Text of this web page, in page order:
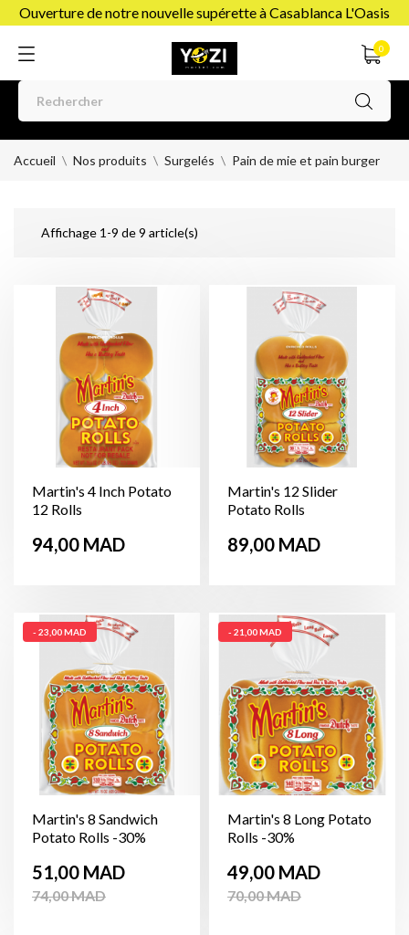
Ouverture de notre nouvelle supérette à Casablanca L'Oasis
0
Accueil Nos produits Surgelés Pain de mie et pain burger
Affichage 1-9 de 9 article(s)
Martin's 4 Inch Potato
12 Rolls
Prix
94,00 MAD
Martin's 12 Slider
Potato Rolls
Prix
89,00 MAD
Martin's 8 Sandwich
Potato Rolls -30%
Prix
51,00 MAD
74,00 MAD
- 23,00 MAD
Martin's 8 Long Potato
Rolls -30%
Prix
49,00 MAD
70,00 MAD
- 21,00 MAD